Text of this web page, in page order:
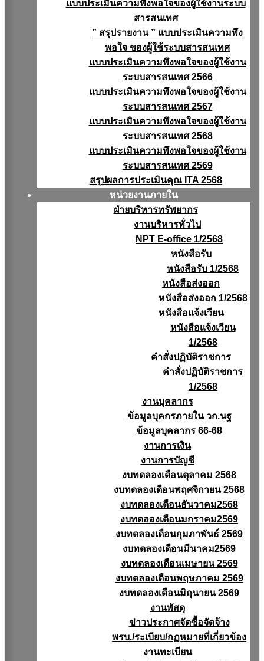
แบบประเมินความพึงพอใจของผู้ใช้งานระบบ
สารสนเทศ
” สรุปรายงาน ” แบบประเมินความพึง
พอใจ ของผู้ใช้ระบบสารสนเทศ
แบบประเมินความพึงพอใจของผู้ใช้งาน
ระบบสารสนเทศ 2566
แบบประเมินความพึงพอใจของผู้ใช้งาน
ระบบสารสนเทศ 2567
แบบประเมินความพึงพอใจของผู้ใช้งาน
ระบบสารสนเทศ 2568
แบบประเมินความพึงพอใจของผู้ใช้งาน
ระบบสารสนเทศ 2569
สรุปผลการประเมินคุณ ITA 2568
หน่วยงานภายใน
ฝ่ายบริหารทรัพยากร
งานบริหารทั่วไป
NPT E-office 1/2568
หนังสือรับ
หนังสือรับ 1/2568
หนังสือส่งออก
หนังสือส่งออก 1/2568
หนังสือแจ้งเวียน
หนังสือเเจ้งเวียน
1/2568
คำสั่งปฏิบัติราชการ
คำสั่งปฏิบัติราชการ
1/2568
งานบุคลากร
ข้อมูลบุคกรภายใน วก.นฐ
ข้อมูลบุคลากร 66-68
งานการเงิน
งานการบัญชี
งบทดลองเดือนตุลาคม 2568
งบทดลองเดือนพฤศจิกายน 2568
งบทดลองเดือนธันวาคม2568
งบทดลองเดือนมกราคม2569
งบทดลองเดือนกุมภาพันธ์ 2569
งบทดลองเดือนมีนาคม2569
งบทดลองเดือนเมษายน 2569
งบทดลองเดือนพฤษภาคม 2569
งบทดลองเดือนมิถุนายน 2569
งานพัสดุ
ข่าวประกาศจัดซื้อจัดจ้าง
พรบ./ระเบียบ/กฏหมายที่เกี่ยวข้อง
งานทะเบียน